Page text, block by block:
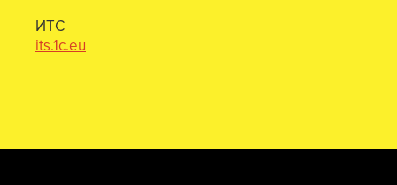
ИТС
its.1c.eu